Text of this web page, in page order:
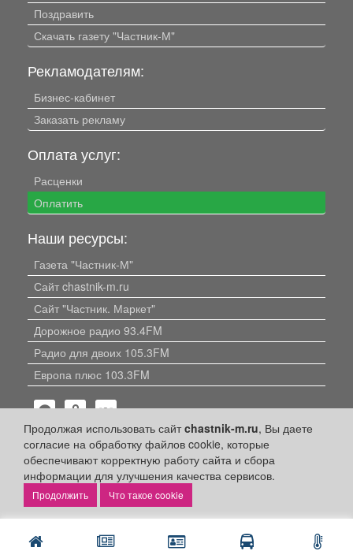
Продолжая использовать сайтchastnik-m.ru, Вы даете
согласие на обработку файлов cookie, которые
обеспечивают корректную работу сайта и сбора
информации для улучшения качества сервисов.
Что такое cookie
Поздравить
Скачать газету "Частник-М"
Рекламодателям:
Бизнес-кабинет
Заказать рекламу
Оплата услуг:
Расценки
Оплатить
Наши ресурсы:
Газета "Частник-М"
Сайт chastnik-m.ru
Сайт "Частник. Маркет"
Дорожное радио 93.4FM
Радио для двоих 105.3FM
Европа плюс 103.3FM
Политика конфиденциальности
Публикации с пометкой «Реклама», «На правах рекламы»,
«Партнёрский проект» оплачены рекламодателем.
Редакция сайта не несет ответственности за достоверность
информации, содержащейся в рекламных материалах и